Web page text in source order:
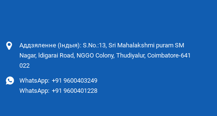
Аддзяленне (Індыя): S.No.:13, Sri Mahalakshmi puram SM
Nagar, ldigarai Road, NGGO Colony, Thudiyalur, Coimbatore-641
022
WhatsApp: +91 9600403249
WhatsApp: +91 9600401228